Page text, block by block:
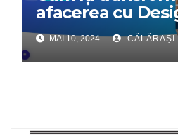
afacerea cu
Interactiv –
digital de
MAI 10, 2024 CĂLĂRAȘI